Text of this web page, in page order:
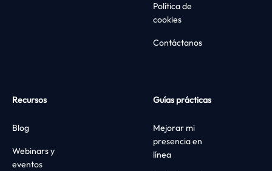
Política de
cookies
Contáctanos
Recursos
Blog
Webinars y
eventos
Guías prácticas
Mejorar mi
presencia en
línea